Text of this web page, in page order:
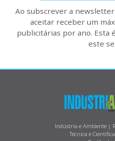
Ao subscrever a
aceitar receber um
publicitárias por ano. Esta
este
Indústria e Ambiente |
Técnica e